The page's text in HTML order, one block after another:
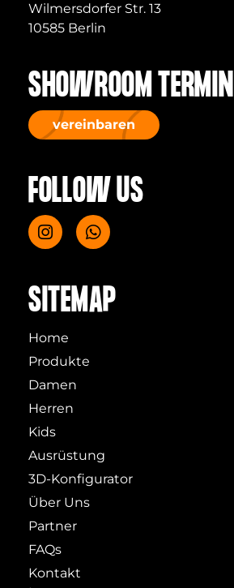
Wilmersdorfer Str. 13
10585 Berlin
SHOWROOM TERMIN
vereinbaren
FOLLOW US
SITEMAP
Home
Produkte
Damen
Herren
Kids
Ausrüstung
3D-Konfigurator
Über Uns
Partner
FAQs
Kontakt